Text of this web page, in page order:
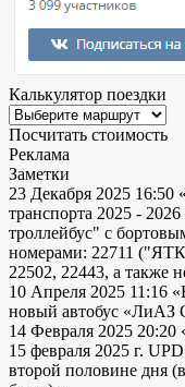
Калькулятор поездки
Посчитать стоимость
Реклама
Заметки
23 Декабря 2025 16:50
транспорта 2025 -
троллейбус" с
номерами: 22711
22502, 22443, а также
10 Апреля 2025 11:16
новый автобус «ЛиАЗ
14 Февраля 2025 20:20
15 февраля 2025 г.
второй половине дня